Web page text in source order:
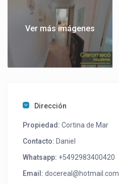
Ver más imágenes
Dirección
Propiedad: Cortina de Mar
Contacto: Daniel
Whatsapp: +5492983400420
Email: docereal@hotmail.com